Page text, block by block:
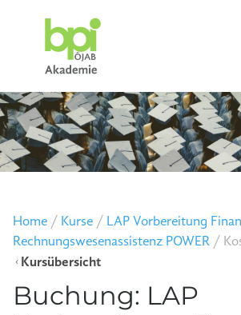
Home/ Kurse/ LAP Vorbereitung
Rechnungswesenassistenz POWER/
4 Kursübersicht
Buchung: LAP